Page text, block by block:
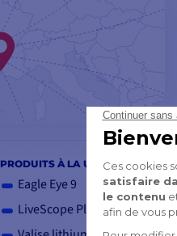
PRODUITS À LA UNE
Eagle Eye 9
LiveScope Plus LVS34